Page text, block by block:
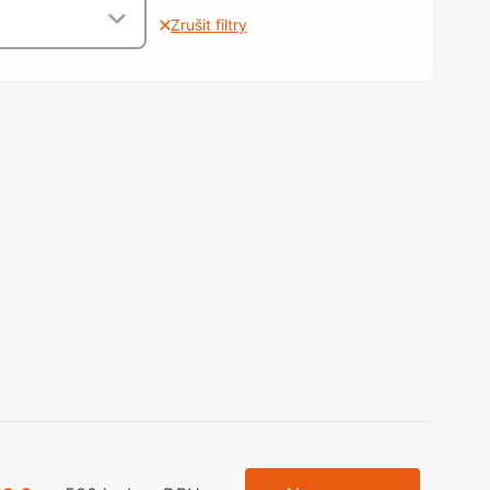
nohy, Nábytkové nohy a
nastavení
Zrušit filtry